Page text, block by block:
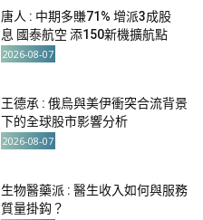
唐人 : 中期多賺71% 增派3成股
息 國泰航空 添150新機擴航點
2026-08-07
王德承 : 俄烏與美伊衝突合流背景
下的全球股市影響分析
2026-08-07
生物醫藥派 : 醫生收入如何與服務
質量掛鈎？